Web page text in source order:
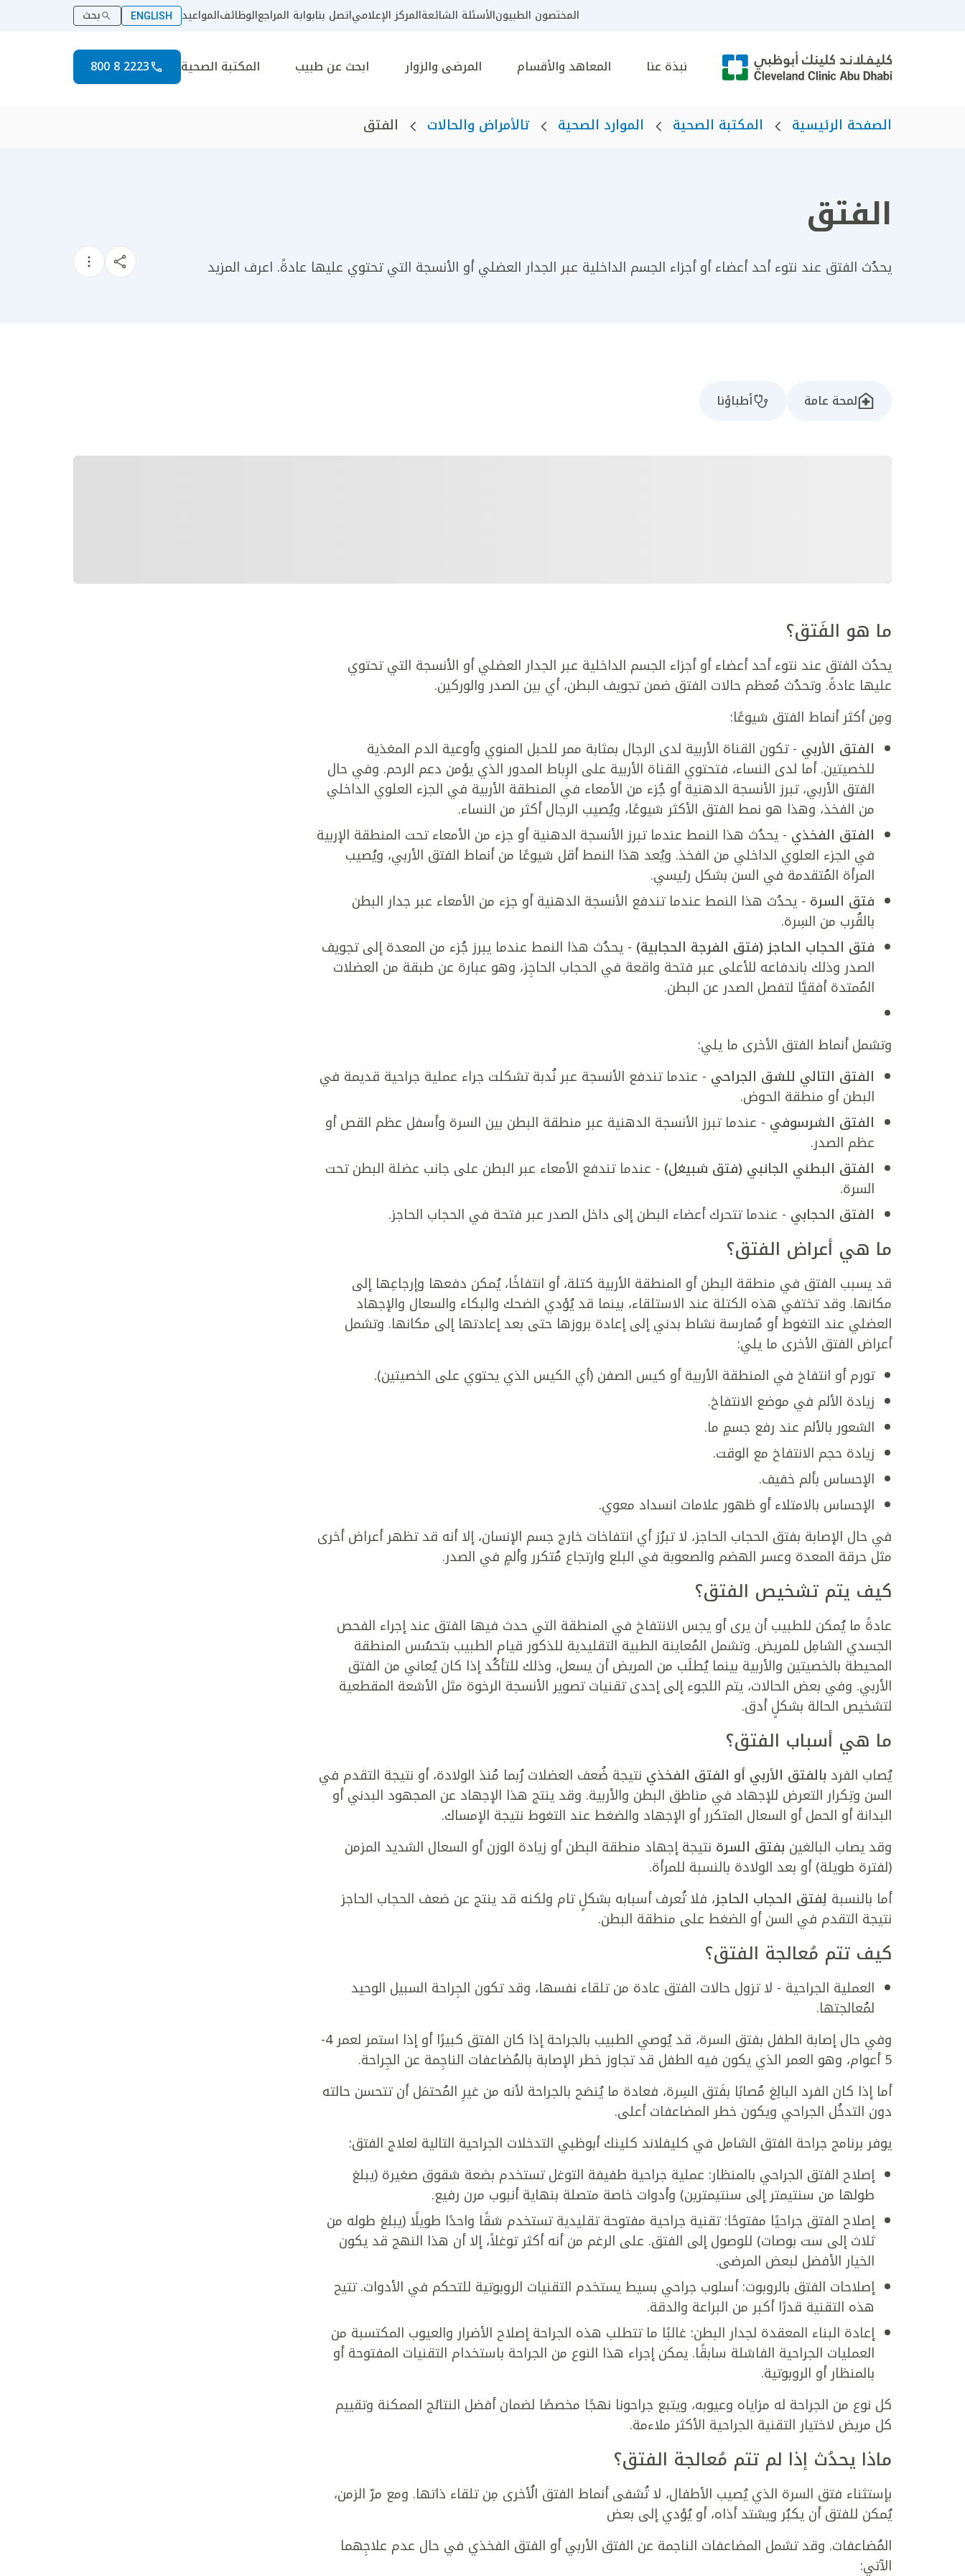
المختصون الطبيونالأسئلة الشائعةالمركز الإعلامياتصل بنابوابة المراجعالوظائفالمواعيد ENGLISH بحث
نبذة عنا المعاهد والأقسام المرضى والزوار ابحث عن طبيب المكتبة الصحية 2223 8 800
الصفحة الرئيسية المكتبة الصحية الموارد الصحية تالأمراض والحالات الفتق
الفتق
يحدُث الفتق عند نتوء أحد أعضاء أو أجزاء الجسم الداخلية عبر الجدار العضلي أو الأنسجة التي تحتوي عليها عادةً. اعرف المزيد
لمحة عامة أطباؤنا
ما هو الفَتق؟
يحدُث الفتق عند نتوء أحد أعضاء أو أجزاء الجسم الداخلية عبر الجدار العضلي أو الأنسجة التي تحتوي
عليها عادةً. وتحدُث مُعظم حالات الفتق ضمن تجويف البطن، أي بين الصدر والوركين.
ومِن أكثر أنماط الفتق شيوعًا:
الفتق الأربي - تكون القناة الأربية لدى الرجال بمثابة ممر للحبل المنوي وأوعية الدم المغذية
للخصيتين. أما لدى النساء، فتحتوي القناة الأربية على الرِباط المدور الذي يؤمن دعم الرحم. وفي حال
الفتق الأربي، تبرز الأنسجة الدهنية أو جُزء من الأمعاء في المنطقة الأربية في الجزء العلوي الداخلي
من الفخذ، وهذا هو نمط الفتق الأكثر شيوعًا، ويُصيب الرجال أكثر من النساء.
الفتق الفخذي - يحدُث هذا النمط عندما تبرز الأنسجة الدهنية أو جزء من الأمعاء تحت المنطقة الإربية
في الجزء العلوي الداخلي من الفخذ. ويُعد هذا النمط أقل شيوعًا من أنماط الفتق الأربي، ويُصيب
المرأة المُتقدمة في السن بشكل رئيسي.
فتق السرة - يحدُث هذا النمط عندما تندفع الأنسجة الدهنية أو جزء من الأمعاء عبر جدار البطن
بالقُرب من السِرة.
فتق الحجاب الحاجز (فتق الفرجة الحجابية) - يحدُث هذا النمط عندما يبرز جُزء من المعدة إلى تجويف
الصدر وذلك باندفاعه للأعلى عبر فتحة واقعة في الحجاب الحاجِز، وهو عبارة عن طبقة من العضلات
المُمتدة أفقيَّا لتفصل الصدر عن البطن.
وتشمل أنماط الفتق الأخرى ما يلي:
الفتق التالي للشق الجراحي - عندما تندفع الأنسجة عبر نُدبة تشكلت جراء عملية جراحية قديمة في
البطن أو منطقة الحوض.
الفتق الشرسوفي - عندما تبرز الأنسجة الدهنية عبر منطقة البطن بين السرة وأسفل عظم القص أو
عظم الصدر.
الفتق البطني الجانبي (فتق شبيغل) - عندما تندفع الأمعاء عبر البطن على جانب عضلة البطن تحت
السرة.
الفتق الحجابي - عندما تتحرك أعضاء البطن إلى داخل الصدر عبر فتحة في الحجاب الحاجز.
ما هي أعراض الفتق؟
قد يسبب الفتق في منطقة البطن أو المنطقة الأربية كتلة، أو انتفاخًا، يُمكن دفعها وإرجاعِها إلى
مكانها. وقد تختفي هذه الكتلة عند الاستلقاء، بينما قد يُؤدي الضحك والبكاء والسعال والإجهاد
العضلي عند التغوط أو مُمارسة نشاط بدني إلى إعادة بروزها حتى بعد إعادتها إلى مكانها. وتشمل
أعراض الفتق الأخرى ما يلي:
تورم أو انتفاخ في المنطقة الأربية أو كيس الصفن (أي الكيس الذي يحتوي على الخصيتين).
زيادة الألم في موضع الانتفاخ.
الشعور بالألم عند رفع جسمٍ ما.
زيادة حجم الانتفاخ مع الوقت.
الإحساس بألم خفيف.
الإحساس بالامتلاء أو ظهور علامات انسداد معوي.
في حال الإصابة بفتق الحجاب الحاجز، لا تبرُز أي انتفاخات خارج جسم الإنسان، إلا أنه قد تظهر أعراض أخرى
مثل حرقة المعدة وعسر الهضم والصعوبة في البلع وارتجاع مُتكرر وألمٍ في الصدر.
كيف يتم تشخيص الفتق؟
عادةً ما يُمكن للطبيب أن يرى أو يجس الانتفاخ في المنطقة التي حدث فيها الفتق عند إجراء الفحص
الجسدي الشامِل للمريض. وتشمل المُعاينة الطبية التقليدية للذكور قيام الطبيب بتحسُس المنطقة
المحيطة بالخصيتين والأربية بينما يُطلَب من المريض أن يسعل، وذلك للتأكُد إذا كان يُعاني من الفتق
الأربي. وفي بعض الحالات، يتم اللجوء إلى إحدى تقنيات تصوير الأنسجة الرخوة مثل الأشعة المقطعية
لتشخيص الحالة بشكلٍ أدق.
ما هي أسباب الفتق؟
يُصاب الفرد بالفتق الأربي أو الفتق الفخذي نتيجة ضُعف العضلات رُبما مُنذ الولادة، أو نتيجة التقدم في
السن وتِكرار التعرض للإجهاد في مناطق البطن والأربية. وقد ينتج هذا الإجهاد عن المجهود البدني أو
البدانة أو الحمل أو السعال المتكرر أو الإجهاد والضغط عند التغوط نتيجة الإمساك.
وقد يصاب البالغين بفتق السرة نتيجة إجهاد منطقة البطن أو زيادة الوزن أو السعال الشديد المزمن
(لفترة طويلة) أو بعد الولادة بالنسبة للمرأة.
أما بالنسبة لِفتق الحجاب الحاجز، فلا تُعرف أسبابه بشكلٍ تام ولكنه قد ينتج عن ضعف الحجاب الحاجز
نتيجة التقدم في السن أو الضغط على منطقة البطن.
كيف تتم مُعالجة الفتق؟
العملية الجراحية - لا تزول حالات الفتق عادة من تلقاء نفسها، وقد تكون الجِراحة السبيل الوحيد
لمُعالجتها.
وفي حال إصابة الطفل بفتق السرة، قد يُوصي الطبيب بالجراحة إذا كان الفتق كبيرًا أو إذا استمر لعمر 4-
5 أعوام، وهو العمر الذي يكون فيه الطفل قد تجاوز خطر الإصابة بالمُضاعفات الناجِمة عن الجِراحة.
أما إذا كان الفرد البالِغ مُصابًا بفَتق السِرة، فعادة ما يُنصَح بالجراحة لأنه من غيرِ المُحتمَل أن تتحسن حالته
دون التدخُل الجراحي ويكون خطر المضاعفات أعلى.
يوفر برنامج جراحة الفتق الشامل في كليفلاند كلينك أبوظبي التدخلات الجراحية التالية لعلاج الفتق:
إصلاح الفتق الجراحي بالمنظار: عملية جراحية طفيفة التوغل تستخدم بضعة شقوق صغيرة (يبلغ
طولها من سنتيمتر إلى سنتيمترين) وأدوات خاصة متصلة بنهاية أنبوب مرن رفيع.
إصلاح الفتق جراحيًا مفتوحًا: تقنية جراحية مفتوحة تقليدية تستخدم شقًا واحدًا طويلًا (يبلغ طوله من
ثلاث إلى ست بوصات) للوصول إلى الفتق. على الرغم من أنه أكثر توغلاً، إلا أن هذا النهج قد يكون
الخيار الأفضل لبعض المرضى.
إصلاحات الفتق بالروبوت: أسلوب جراحي بسيط يستخدم التقنيات الروبوتية للتحكم في الأدوات. تتيح
هذه التقنية قدرًا أكبر من البراعة والدقة.
إعادة البناء المعقدة لجدار البطن: غالبًا ما تتطلب هذه الجراحة إصلاح الأضرار والعيوب المكتسبة من
العمليات الجراحية الفاشلة سابقًا. يمكن إجراء هذا النوع من الجراحة باستخدام التقنيات المفتوحة أو
بالمنظار أو الروبوتية.
كل نوع من الجراحة له مزاياه وعيوبه، ويتبع جراحونا نهجًا مخصصًا لضمان أفضل النتائج الممكنة وتقييم
كل مريض لاختيار التقنية الجراحية الأكثر ملاءمة.
ماذا يحدُث إذا لم تتم مُعالجة الفتق؟
بإستثناء فتق السرة الذي يُصيب الأطفال، لا تُشفى أنماط الفتق الُأخرى مِن تلقاء ذاتها. ومع مرّ الزمن،
يُمكن للفتق أن يكبُر ويشتد أذاه، أو يُؤدي إلى بعض
المُضاعفات. وقد تشمل المضاعفات الناجمة عن الفتق الأربي أو الفتق الفخذي في حال عدم علاجِهما
الآتي: